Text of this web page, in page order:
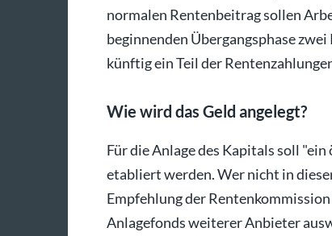
normalen Rentenbeitrag sollen
beginnenden Übergangsphase
künftig ein Teil der
Wie wird das Geld angelegt?
Für die Anlage des Kapitals soll
etabliert werden. Wer nicht in
Empfehlung der
Anlagefonds weiterer Anbieter